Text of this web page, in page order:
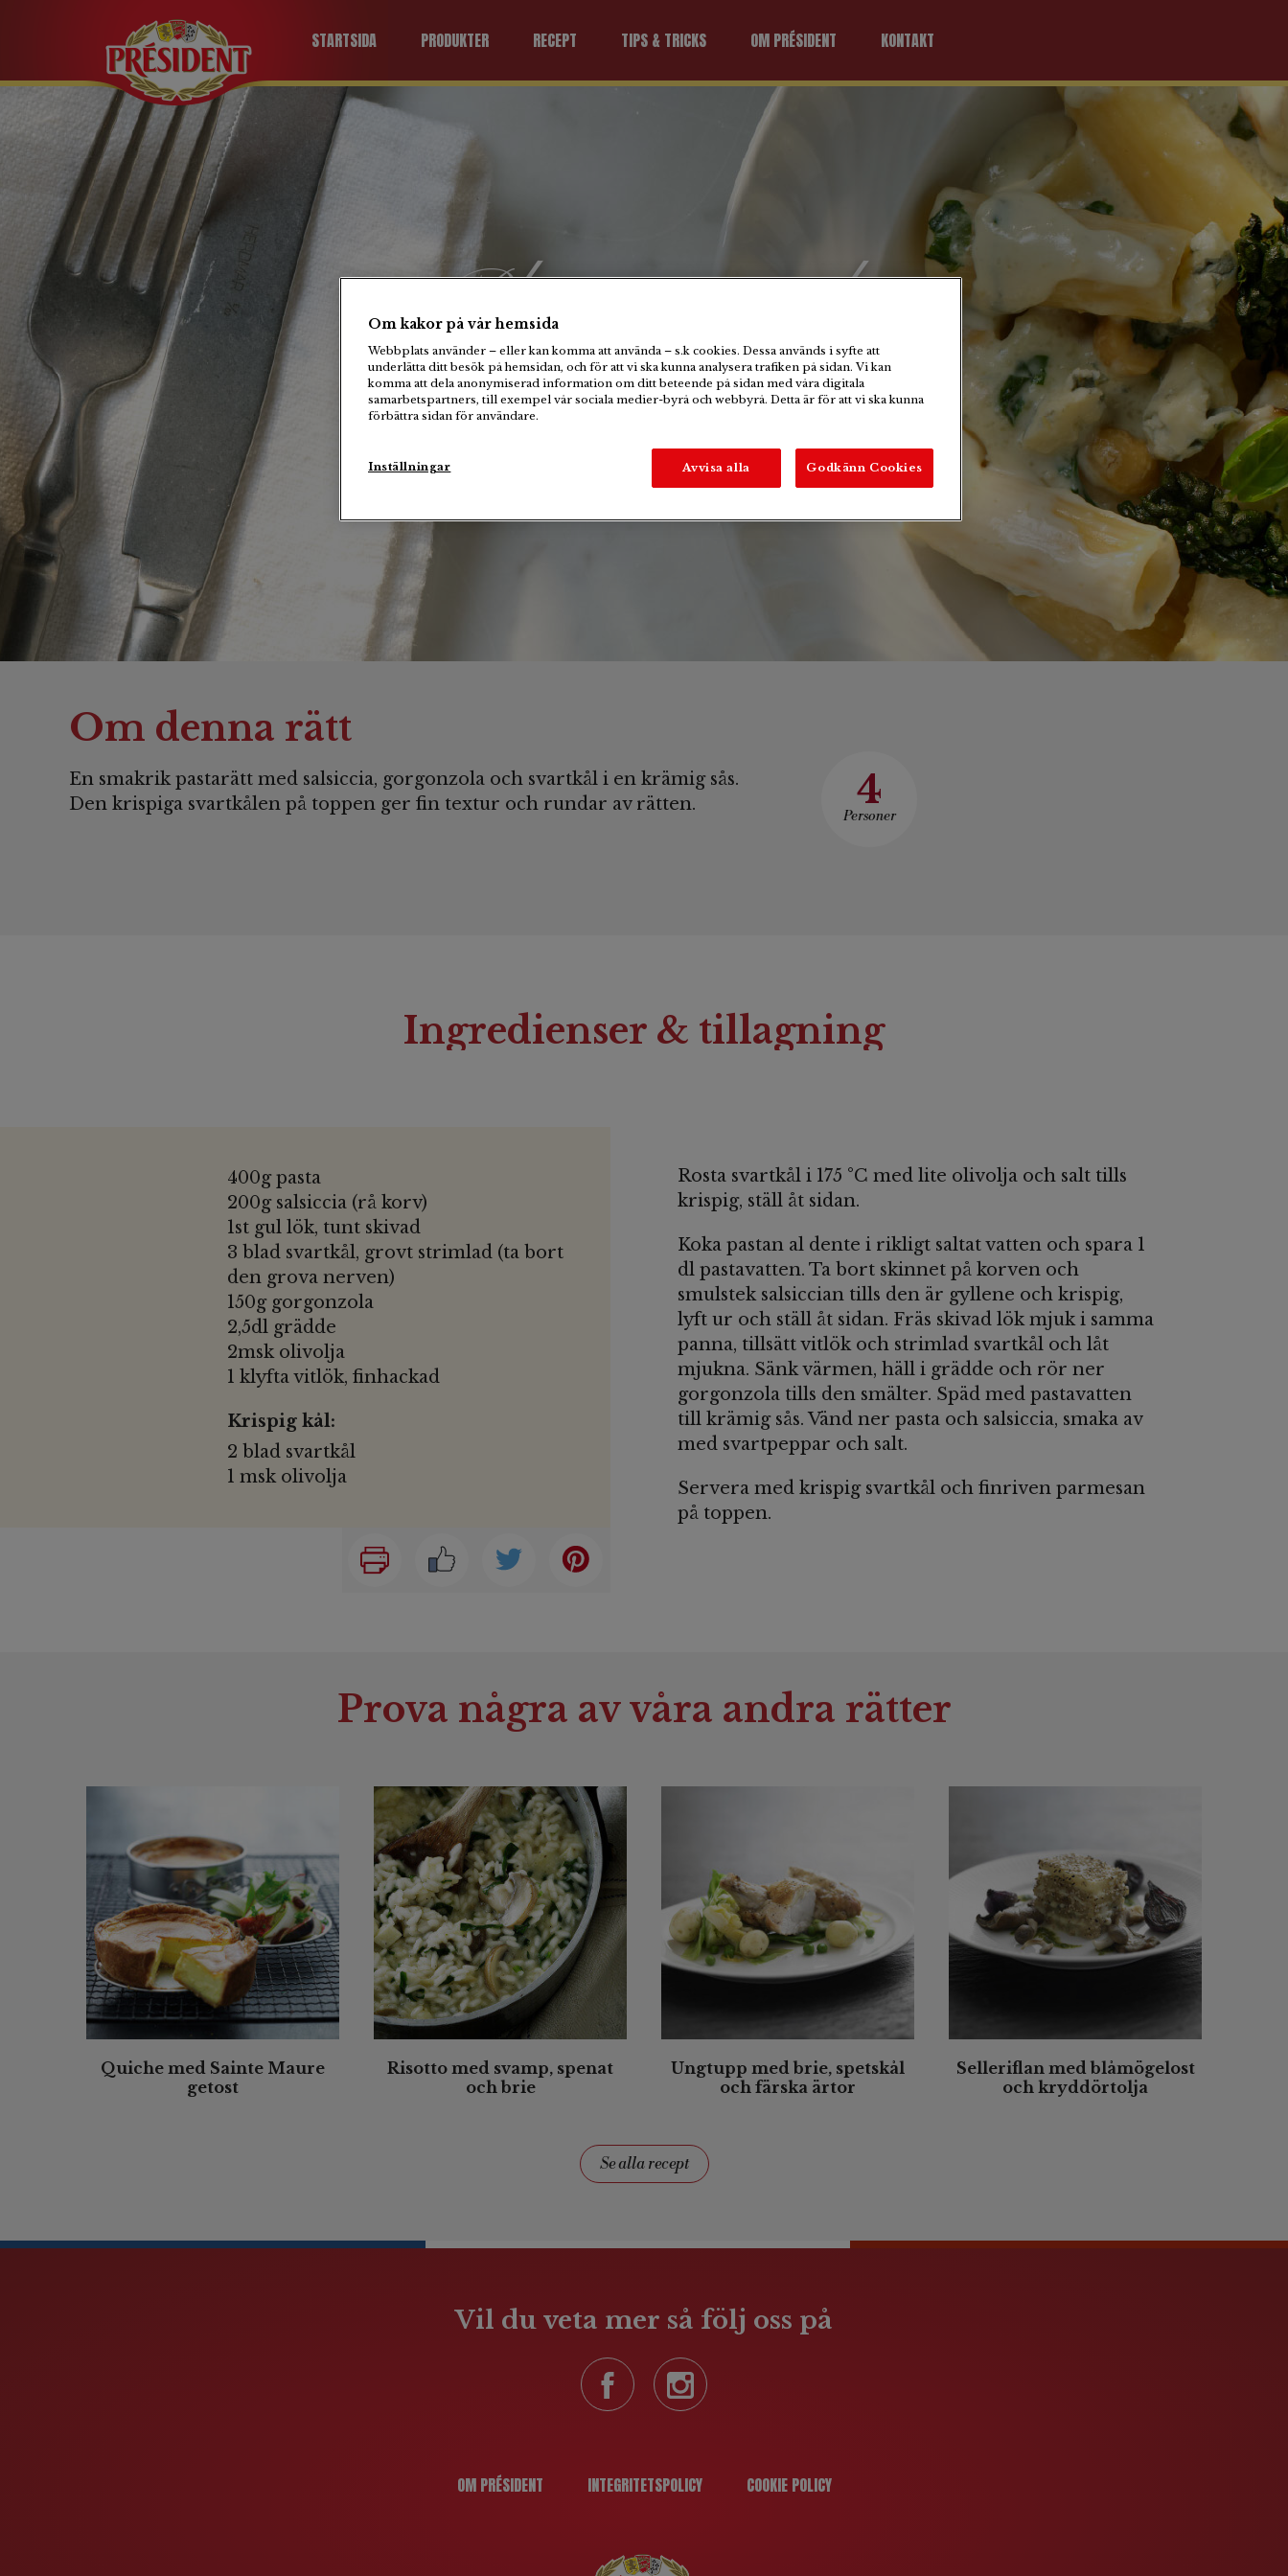
STARTSIDA PRODUKTER RECEPT TIPS & TRICKS OM PRÉSIDENT KONTAKT
Plat principal
Krämig pasta med
gorgonzola, svartkål och
smulstekt salsiccia
Om denna rätt
En smakrik pastarätt med salsiccia, gorgonzola och svartkål i en krämig sås.
Den krispiga svartkålen på toppen ger fin textur och rundar av rätten.
4
Personer
Ingredienser & tillagning
400g pasta
200g salsiccia (rå korv)
1st gul lök, tunt skivad
3 blad svartkål, grovt strimlad (ta bort
den grova nerven)
150g gorgonzola
2,5dl grädde
2msk olivolja
1 klyfta vitlök, finhackad
Krispig kål:
2 blad svartkål
1 msk olivolja
Rosta svartkål i 175 °C med lite olivolja och salt tills
krispig, ställ åt sidan.
Koka pastan al dente i rikligt saltat vatten och spara 1
dl pastavatten. Ta bort skinnet på korven och
smulstek salsiccian tills den är gyllene och krispig,
lyft ur och ställ åt sidan. Fräs skivad lök mjuk i samma
panna, tillsätt vitlök och strimlad svartkål och låt
mjukna. Sänk värmen, häll i grädde och rör ner
gorgonzola tills den smälter. Späd med pastavatten
till krämig sås. Vänd ner pasta och salsiccia, smaka av
med svartpeppar och salt.
Servera med krispig svartkål och finriven parmesan
på toppen.
Prova några av våra andra rätter
Quiche med Sainte Maure
getost
Risotto med svamp, spenat
och brie
Ungtupp med brie, spetskål
och färska ärtor
Selleriflan med blåmögelost
och kryddörtolja
Se alla recept
Vil du veta mer så följ oss på
OM PRÉSIDENT INTEGRITETSPOLICY COOKIE POLICY
Om kakor på vår hemsida
Webbplats använder – eller kan komma att använda – s.k cookies. Dessa används i syfte att
underlätta ditt besök på hemsidan, och för att vi ska kunna analysera trafiken på sidan. Vi kan
komma att dela anonymiserad information om ditt beteende på sidan med våra digitala
samarbetspartners, till exempel vår sociala medier-byrå och webbyrå. Detta är för att vi ska kunna
förbättra sidan för användare.
Avvisa alla Godkänn Cookies
Inställningar